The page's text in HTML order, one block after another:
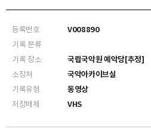
등록번호
V008890
기록 분류
기록 장소
국립국악원 예악당[추정]
소장처
국악아카이브실
기록유형
동영상
저장매체
VHS